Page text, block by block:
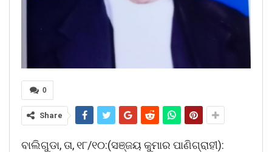
0
Share
ବାଲିଗୁଡା, ତା, ୧୮/୧୦:(ସଞ୍ଜୟ କୁମାର ପାଣିଗ୍ରାହୀ):